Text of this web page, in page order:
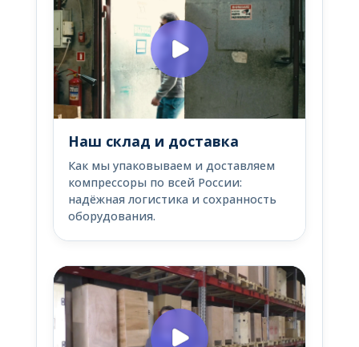
Наш склад и доставка
Как мы упаковываем и доставляем
компрессоры по всей России:
надёжная логистика и сохранность
оборудования.